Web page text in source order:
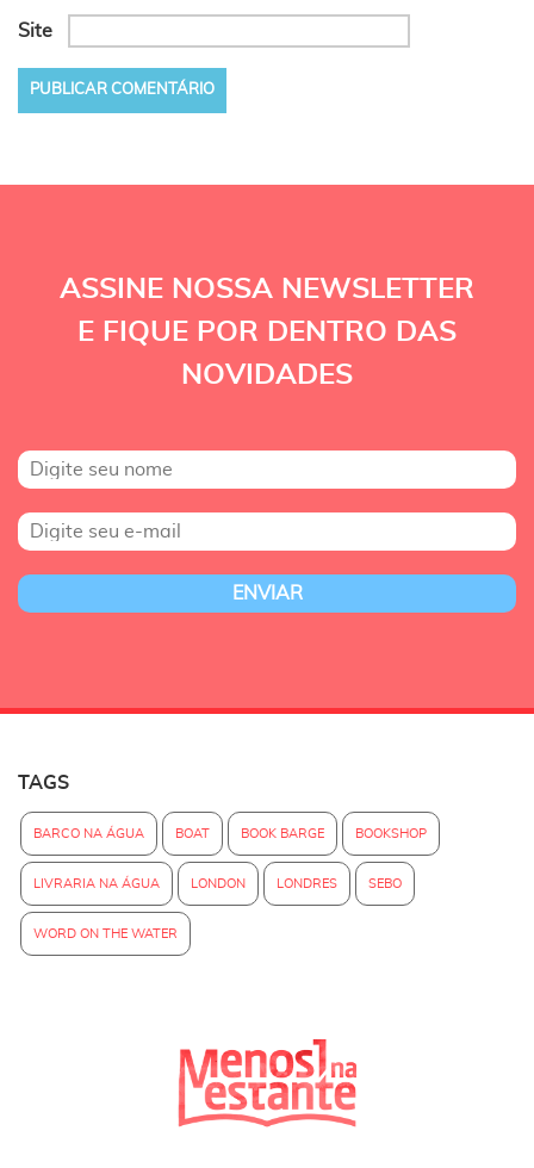
Site
ASSINE NOSSA NEWSLETTER
E FIQUE POR DENTRO DAS
NOVIDADES
TAGS
BARCO NA ÁGUA BOAT BOOK BARGE BOOKSHOP
LIVRARIA NA ÁGUA LONDON LONDRES SEBO
WORD ON THE WATER